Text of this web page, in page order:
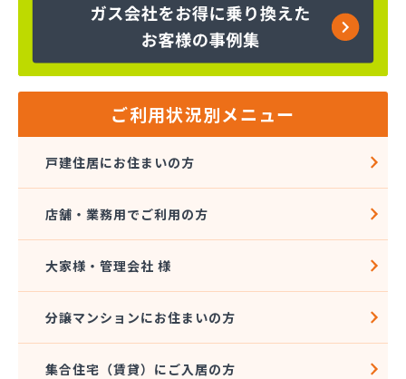
笠岡LPガス株式会社/
笠岡中国プロパン株式会社/
株式会社TOKAI 岡山営業所/
株式会社ウチダ/
株式会社サンセキ 倉敷営業所・ショールームエコ
株式会社サンセキ 児島事業所/
株式会社サンセキ 本社/
株式会社セキサン/
株式会社はまだや 味野店/
株式会社はまだや玉野工場/
株式会社フジタガス住器/
ご利用状況別メニュー
戸建住居にお住まいの方
店舗・業務用でご利用の方
大家様・管理会社 様
分譲マンションにお住まいの方
集合住宅（賃貸）にご入居の方